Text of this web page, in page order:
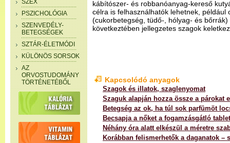
SZEX
PSZICHOLÓGIA
SZENVEDÉLY-
BETEGSÉGEK
SZTÁR-ÉLETMÓDI
KÜLÖNÖS SORSOK
AZ
ORVOSTUDOMÁNY
TÖRTÉNETÉBŐL
kábítószer- és robbanóanyag-kereső
célra is felhasználhatók lehetnek, például
(cukorbetegség, tüdő-, hólyag- és
következtében jellegzetes szagok
Kapcsolódó anyagok
Szagok és illatok, szaglenyomat
Szaguk alapján hozza össze a párokat
Betegség az ok, ha túl sok parfümöt
Becsapja a nőket a fogamzásgátló
Néhány óra alatt elkészül a méretre
Korábban felismerhetők a daganatok –